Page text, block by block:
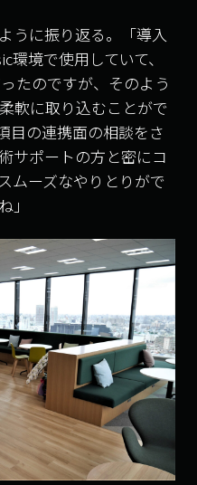
うに振り返る。「導入
境で使用していて、
たのですが、そのよう
軟に取り込むことがで
目の連携面の相談をさ
サポートの方と密にコ
ムーズなやりとりがで
」